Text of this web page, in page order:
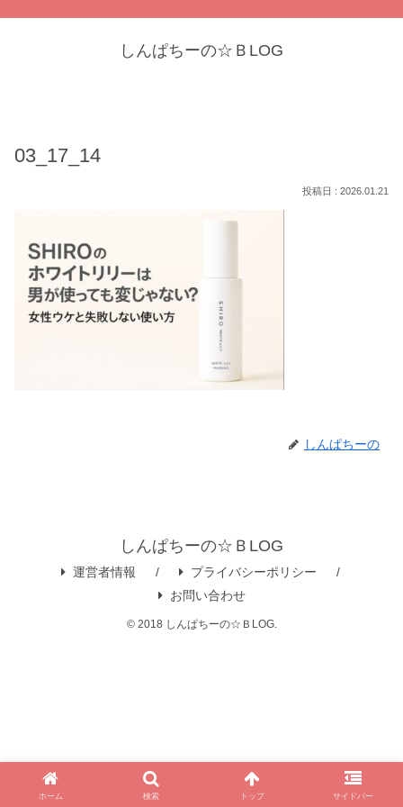
しんぱちーの☆ＢLOG
03_17_14
2026.01.21
しんぱちーの
しんぱちーの☆ＢLOG
運営者情報
プライバシーポリシー
お問い合わせ
© 2018 しんぱちーの☆ＢLOG.
ホーム 検索 トップ サイドバー